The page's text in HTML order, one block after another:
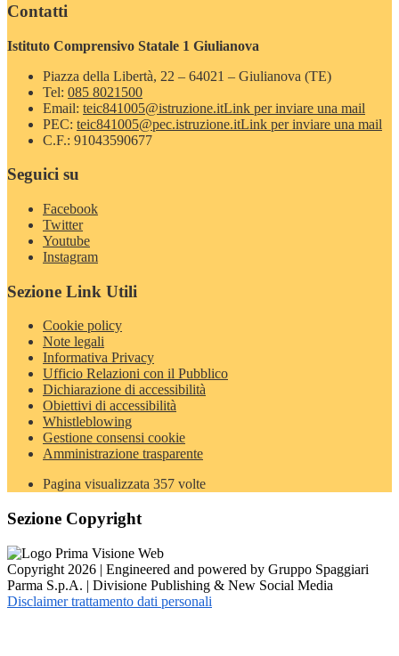
Contatti
Istituto Comprensivo Statale 1 Giulianova
Piazza della Libertà, 22 – 64021 – Giulianova (TE)
Tel: 085 8021500
Email: teic841005@istruzione.itLink per inviare una mail
PEC: teic841005@pec.istruzione.itLink per inviare una mail
C.F.: 91043590677
Seguici su
Facebook
Twitter
Youtube
Instagram
Sezione Link Utili
Cookie policy
Note legali
Informativa Privacy
Ufficio Relazioni con il Pubblico
Dichiarazione di accessibilità
Obiettivi di accessibilità
Whistleblowing
Gestione consensi cookie
Amministrazione trasparente
Pagina visualizzata 357 volte
Sezione Copyright
Copyright 2026 | Engineered and powered by Gruppo Spaggiari
Parma S.p.A. | Divisione Publishing & New Social Media
Disclaimer trattamento dati personali